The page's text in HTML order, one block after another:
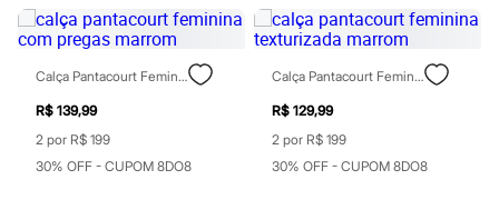
Macacões
Saias
Shorts e Bermudas
Vestidos
Bolsas
Bonés e Chapéus
Bijoux
Cintos
Calça Pantacourt Feminina Com Pregas Marrom
R$ 139,99
2 por R$ 199
30% OFF - CUPOM 8DO8
Calça Pantacourt Feminina Texturizada Marrom
R$ 129,99
2 por R$ 199
30% OFF - CUPOM 8DO8